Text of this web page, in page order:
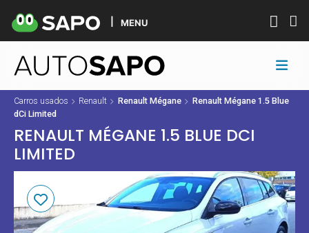
MENU
Carros usados Renault Renault Mégane
Renault Mégane 1.5 Blue
dCi Limited
RENAULT MÉGANE 1.5 BLUE DCI
LIMITED